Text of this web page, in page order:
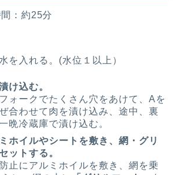
：約25分
を入れる。(水位１以上）
け込む。
ォークでたくさん穴をあけて、Aを
合わせて肉を漬け込み、途中、裏
晩冷蔵庫で漬け込む。
ホイルやシートを敷き、網・グリ
ットする。
止にアルミホイルを敷き、網を乗